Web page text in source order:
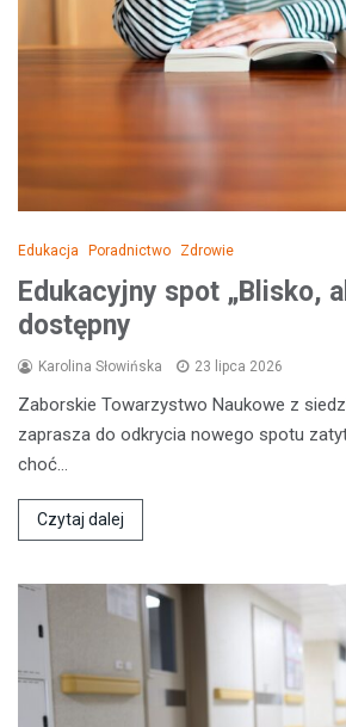
Edukacja Poradnictwo Zdrowie
Edukacyjny spot „Blisko,
dostępny
Karolina Słowińska 23 lipca 2026
Zaborskie Towarzystwo Naukowe z
zaprasza do odkrycia nowego spotu
choć…
Czytaj dalej